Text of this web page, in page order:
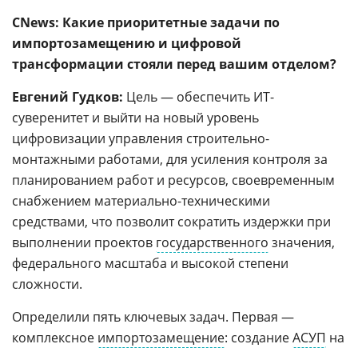
CNews: Какие приоритетные задачи по
импортозамещению и цифровой
трансформации стояли перед вашим отделом?
Евгений Гудков: Цель — обеспечить ИТ-
суверенитет и выйти на новый уровень
цифровизации управления строительно-
монтажными работами, для усиления контроля за
планированием работ и ресурсов, своевременным
снабжением материально-техническими
средствами, что позволит сократить издержки при
выполнении проектов государственного значения,
федерального масштаба и высокой степени
сложности.
Определили пять ключевых задач. Первая —
комплексное импортозамещение: созданиеАСУП на